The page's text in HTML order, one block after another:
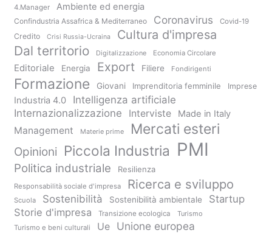
4.Manager Ambiente ed energia
Confindustria Assafrica & Mediterraneo Coronavirus Covid-19
Credito Crisi Russia-Ucraina Cultura d'impresa
Dal territorio Digitalizzazione Economia Circolare
Editoriale Energia Export Filiere Fondirigenti
Formazione Giovani Imprenditoria femminile Imprese
Industria 4.0
Intelligenza artificiale
Internazionalizzazione
Interviste Made in Italy
Management Materie prime Mercati esteri
Opinioni Piccola Industria PMI
Politica industriale Resilienza
Responsabilità sociale d'impresa Ricerca e sviluppo
Scuola Sostenibilità Sostenibilità ambientale
Startup
Storie d'impresa
Transizione ecologica
Turismo
Turismo e beni culturali
Ue Unione europea